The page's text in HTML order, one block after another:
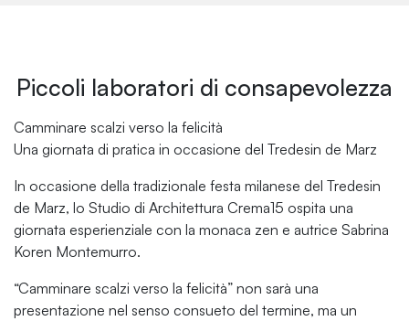
Piccoli laboratori di consapevolezza
Camminare scalzi verso la felicità
Una giornata di pratica in occasione del Tredesin de Marz
In occasione della tradizionale festa milanese del Tredesin
de Marz, lo Studio di Architettura Crema15 ospita una
giornata esperienziale con la monaca zen e autrice Sabrina
Koren Montemurro.
“Camminare scalzi verso la felicità” non sarà una
presentazione nel senso consueto del termine, ma un